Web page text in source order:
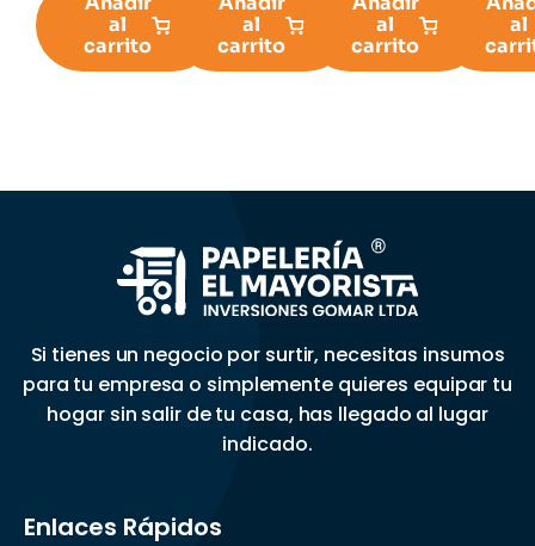
al
carrito
al
carrito
al
carrito
al
Si tienes un negocio por surtir, necesitas insumos
para tu empresa o simplemente quieres equipar tu
hogar sin salir de tu casa, has llegado al lugar
indicado.
Enlaces Rápidos